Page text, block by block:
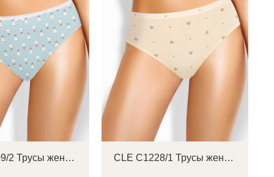
CLE C1209/2 Трусы женские слипы CLE C1228/1 Трусы женские слипы